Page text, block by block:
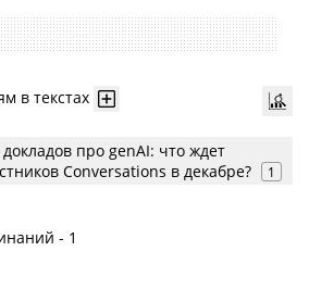
в текстах
докладов про genAI: что ждет
Conversations в декабре?
1
- 1